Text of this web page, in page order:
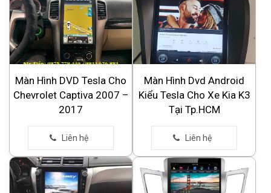
Màn Hình DVD Tesla Cho
Chevrolet Captiva 2007 –
2017
Màn Hình Dvd Android
Kiểu Tesla Cho Xe Kia K3
Tại Tp.HCM